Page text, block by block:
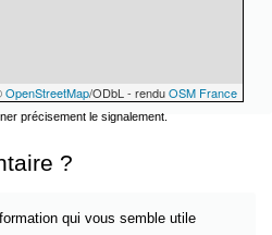
OpenStreetMap/ODbL - renduOSM France
précisement le signalement.
?
qui vous semble utile